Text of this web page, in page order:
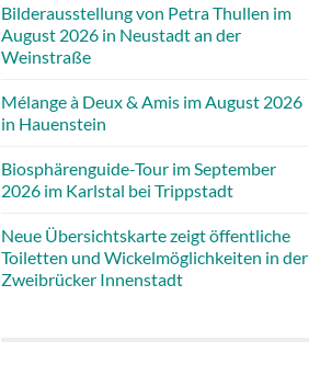
Bilderausstellung von Petra Thullen im
August 2026 in Neustadt an der
Weinstraße
Mélange à Deux & Amis im August 2026
in Hauenstein
Biosphärenguide-Tour im September
2026 im Karlstal bei Trippstadt
Neue Übersichtskarte zeigt öffentliche
Toiletten und Wickelmöglichkeiten in der
Zweibrücker Innenstadt